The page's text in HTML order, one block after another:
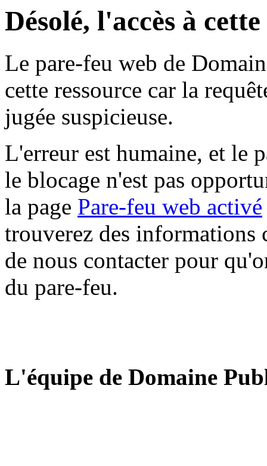
Désolé, l'accès à
Le pare-feu web de
cette ressource car la
jugée suspicieuse.
L'erreur est humaine, et le
le blocage n'est pas
la page Pare-feu web activé
trouverez des informations
de nous contacter pour
du pare-feu.
L'équipe de Domaine